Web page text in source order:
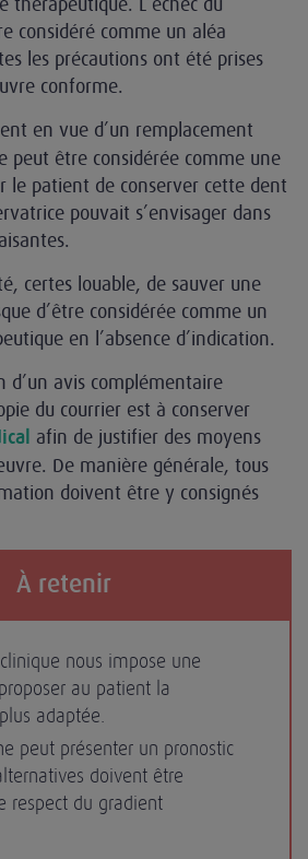
considéré comme un aléa
les précautions ont été prises
conforme.
en vue d’un remplacement
peut être considérée comme une
le patient de conserver cette dent
pouvait s’envisager dans
certes louable, de sauver une
d’être considérée comme un
en l’absence d’indication.
d’un avis complémentaire
du courrier est à conserver
afin de justifier des moyens
De manière générale, tous
doivent être y consignés
À retenir
nous impose une
au patient la
adaptée.
peut présenter un pronostic
doivent être
respect du gradient